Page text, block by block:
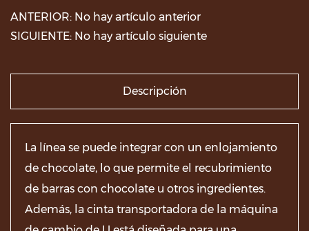
ANTERIOR: No hay artículo anterior
SIGUIENTE: No hay artículo siguiente
Descripción
La línea se puede integrar con un enlojamiento
de chocolate, lo que permite el recubrimiento
de barras con chocolate u otros ingredientes.
Además, la cinta transportadora de la máquina